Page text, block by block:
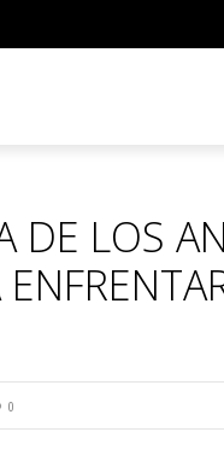
DE LOS
0